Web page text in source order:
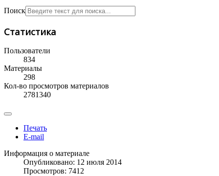
Поиск
Статистика
Пользователи
834
Материалы
298
Кол-во просмотров материалов
2781340
Печать
E-mail
Информация о материале
Опубликовано: 12 июля 2014
Просмотров: 7412